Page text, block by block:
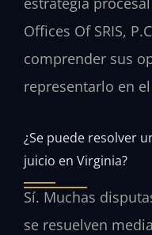
Offices Of SRIS,
comprender sus
representarlo en
¿Se puede resolver
juicio en Virginia?
Sí. Muchas
se resuelven